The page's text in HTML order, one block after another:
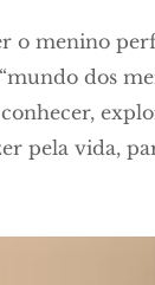
o menino
dos
pela vida,